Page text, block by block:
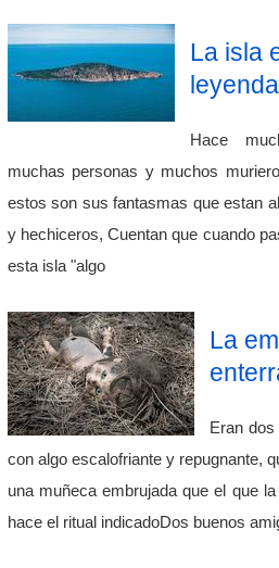
La isla
leyenda
Hace
muchas personas y muchos
estos son sus fantasmas que estan
y hechiceros, Cuentan que cuando
esta isla "algo
La
Eran
con algo escalofriante y repugnante,
una muñeca embrujada que el que
hace el ritual indicadoDos buenos